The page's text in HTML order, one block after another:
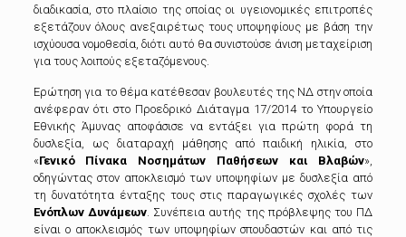
διαδικασία, στο πλαίσιο της οποίας οι υγειονομικές επιτροπές
εξετάζουν όλους ανεξαιρέτως τους υποψηφίους με βάση την
ισχύουσα νομοθεσία, διότι αυτό θα συνιστούσε άνιση μεταχείριση
για τους λοιπούς εξεταζόμενους.
Ερώτηση για το θέμα κατέθεσαν βουλευτές της ΝΔ στην οποία
ανέφεραν ότι στο Προεδρικό Διάταγμα 17/2014 το Υπουργείο
Εθνικής Άμυνας αποφάσισε να εντάξει για πρώτη φορά τη
δυσλεξία, ως διαταραχή μάθησης από παιδική ηλικία, στο
«Γενικό Πίνακα Νοσημάτων Παθήσεων και Βλαβών»,
οδηγώντας στον αποκλεισμό των υποψηφίων με δυσλεξία από
τη δυνατότητα ένταξης τους στις παραγωγικές σχολές των
Ενόπλων Δυνάμεων . Συνέπεια αυτής της πρόβλεψης του ΠΔ
είναι ο αποκλεισμός των υποψηφίων σπουδαστών και από τις